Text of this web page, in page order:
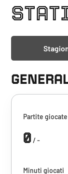
Partite giocate
0/ -
Minuti giocati